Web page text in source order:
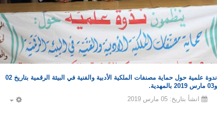
ندوة علمية حول حماية مصنفات الملكية الأدبية والفنية في البيئة الرقمية بتاريخ 02
و03 مارس 2019 بالمهدية.
انشأ بتاريخ: 05 مارس 2019